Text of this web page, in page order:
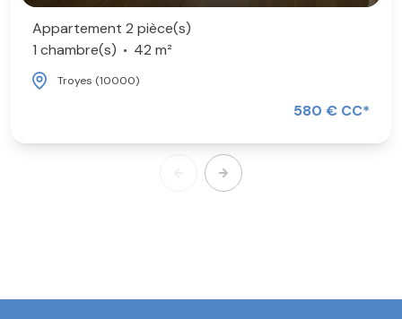
Appartement 2 pièce(s)
1 chambre(s)
42 m²
Troyes (10000)
580 € CC*